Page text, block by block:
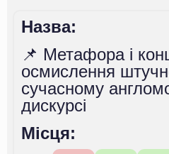
Назва:
📌 Метафора і
осмислення
сучасному
дискурсі
Місця: